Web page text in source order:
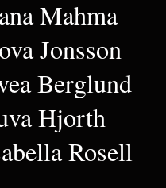
Mahma
Jonsson
Berglund
Hjorth
Rosell